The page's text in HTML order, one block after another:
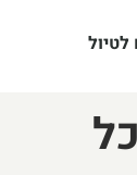
לטיול